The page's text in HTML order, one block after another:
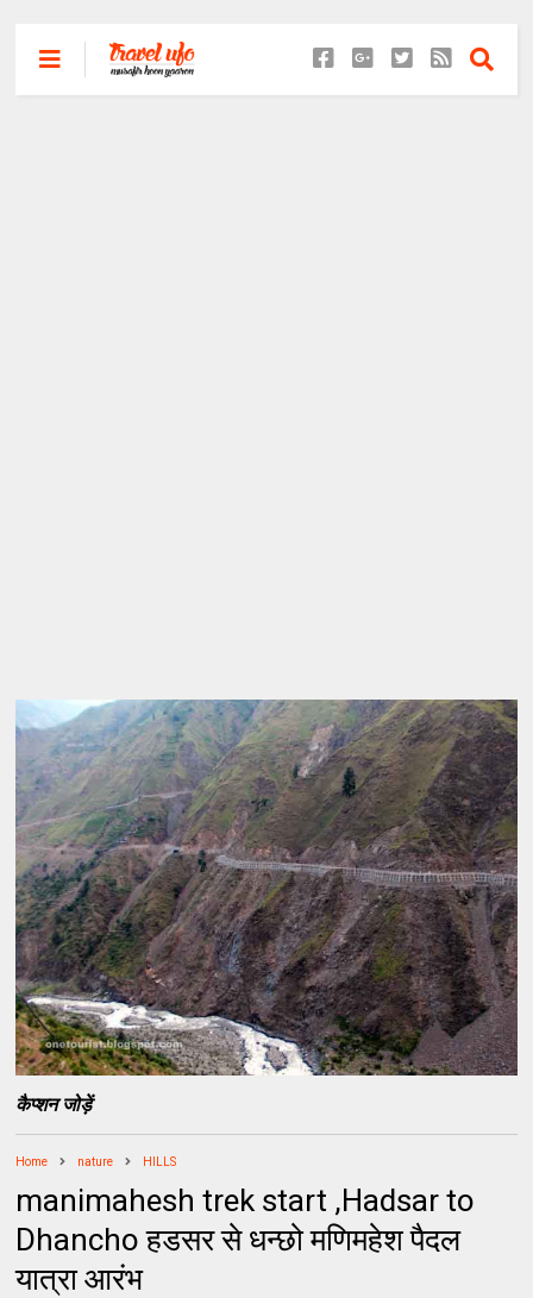
कैप्शन जोड़ें
Home nature HILLS
manimahesh trek start ,Hadsar to
Dhancho हडसर से धन्छो मणिमहेश पैदल
यात्रा आरंभ